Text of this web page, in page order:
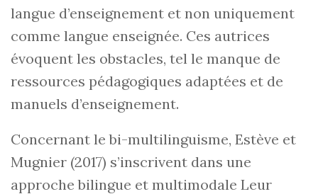
langue d’enseignement et non uniquement
comme langue enseignée. Ces autrices
évoquent les obstacles, tel le manque de
ressources pédagogiques adaptées et de
manuels d’enseignement.
Concernant le bi-multilinguisme, Estève et
Mugnier (2017) s’inscrivent dans une
approche bilingue et multimodale Leur